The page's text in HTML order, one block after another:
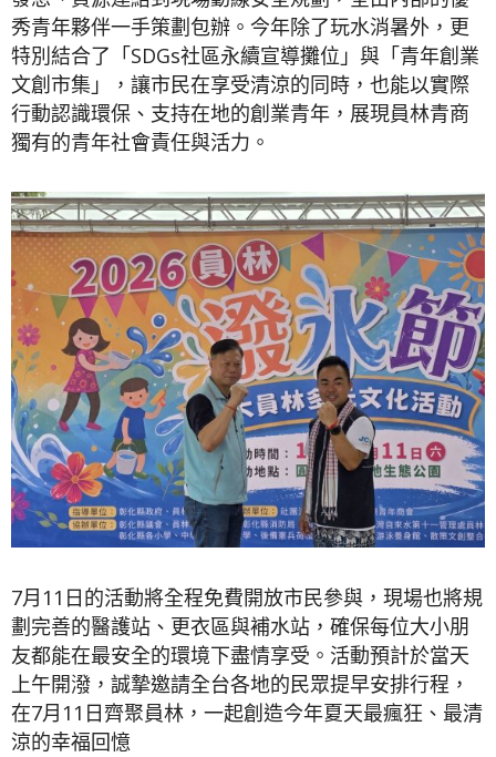
秀青年夥伴一手策劃包辦。今年除了玩水消暑外，更
特別結合了「SDGs社區永續宣導攤位」與「青年創業
文創市集」，讓市民在享受清涼的同時，也能以實際
行動認識環保、支持在地的創業青年，展現員林青商
獨有的青年社會責任與活力。
7月11日的活動將全程免費開放市民參與，現場也將規
劃完善的醫護站、更衣區與補水站，確保每位大小朋
友都能在最安全的環境下盡情享受。活動預計於當天
上午開潑，誠摯邀請全台各地的民眾提早安排行程，
在7月11日齊聚員林，一起創造今年夏天最瘋狂、最清
涼的幸福回憶